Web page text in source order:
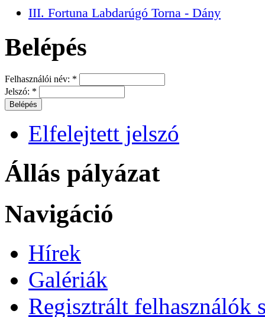
III. Fortuna Labdarúgó Torna - Dány
Belépés
Felhasználói név: *
Jelszó: *
Elfelejtett jelszó
Állás pályázat
Navigáció
Hírek
Galériák
Regisztrált felhasználók